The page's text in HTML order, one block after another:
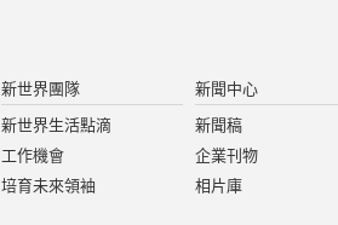
新世界團隊
新世界生活點滴
工作機會
培育未來領袖
新聞中心
新聞稿
企業刊物
相片庫